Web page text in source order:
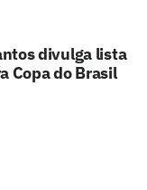
divulga lista
Copa do Brasil